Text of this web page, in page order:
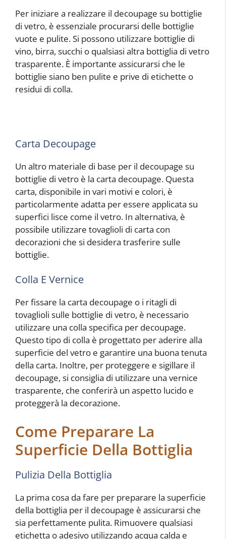
Per iniziare a realizzare il decoupage su bottiglie
di vetro, è essenziale procurarsi delle bottiglie
vuote e pulite. Si possono utilizzare bottiglie di
vino, birra, succhi o qualsiasi altra bottiglia di vetro
trasparente. È importante assicurarsi che le
bottiglie siano ben pulite e prive di etichette o
residui di colla.
Carta Decoupage
Un altro materiale di base per il decoupage su
bottiglie di vetro è la carta decoupage. Questa
carta, disponibile in vari motivi e colori, è
particolarmente adatta per essere applicata su
superfici lisce come il vetro. In alternativa, è
possibile utilizzare tovaglioli di carta con
decorazioni che si desidera trasferire sulle
bottiglie.
Colla E Vernice
Per fissare la carta decoupage o i ritagli di
tovaglioli sulle bottiglie di vetro, è necessario
utilizzare una colla specifica per decoupage.
Questo tipo di colla è progettato per aderire alla
superficie del vetro e garantire una buona tenuta
della carta. Inoltre, per proteggere e sigillare il
decoupage, si consiglia di utilizzare una vernice
trasparente, che conferirà un aspetto lucido e
proteggerà la decorazione.
Come Preparare La
Superficie Della Bottiglia
Pulizia Della Bottiglia
La prima cosa da fare per preparare la superficie
della bottiglia per il decoupage è assicurarsi che
sia perfettamente pulita. Rimuovere qualsiasi
etichetta o adesivo utilizzando acqua calda e